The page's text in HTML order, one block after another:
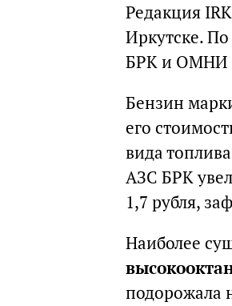
Редакция
Иркутске.
БРК и ОМНИ
Бензин
его
вида
АЗС БРК
1,7 рубля,
Наиболее
подорожала